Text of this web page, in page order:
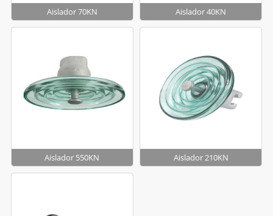
Aislador 70KN Aislador 40KN
Aislador 550KN Aislador 210KN